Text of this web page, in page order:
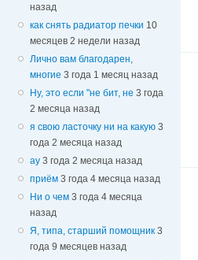
назад
как снять радиатор печки 10
месяцев 2 недели назад
Лично вам благодарен,
многие 3 года 1 месяц назад
Ну, это если "не бит, не 3 года
2 месяца назад
я свою ласточку ни на какую 3
года 2 месяца назад
ау 3 года 2 месяца назад
приём 3 года 4 месяца назад
Ни о чем 3 года 4 месяца
назад
Я, типа, старший помощник 3
года 9 месяцев назад